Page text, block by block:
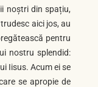
noștri din spațiu,
aici jos, au
pentru
nostru splendid:
Iisus. Acum ei se
se apropie de